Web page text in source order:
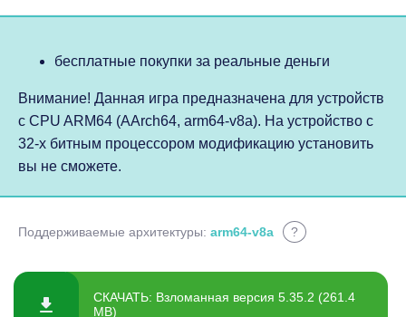
бесплатные покупки за реальные деньги
Внимание! Данная игра предназначена для устройств
с CPU ARM64 (AArch64, arm64-v8a). На устройство с
32-х битным процессором модификацию установить
вы не сможете.
Поддерживаемые архитектуры: arm64-v8a ?
СКАЧАТЬ: Взломанная версия 5.35.2 (261.4
MB)